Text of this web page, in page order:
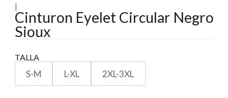
|
Cinturon Eyelet Circular Negro
Sioux
TALLA
S-M L-XL 2XL-3XL